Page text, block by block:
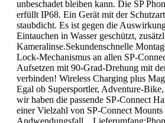
unbeschadet bleiben kann. Die SP
erfüllt IP68. Ein Gerät mit der
staubdicht. Es ist gegen die
Eintauchen in Wasser geschützt,
Kameralinse.Sekundenschnelle
Lock-Mechanismus an allen SP-
Aufsetzen mit 90-Grad-Drehung mit
verbinden! Wireless Charging plus
Egal ob Supersportler, Adventure-
wir haben die passende SP-Connect
einer Vielzahl von SP-Connect